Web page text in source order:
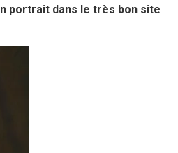
portrait dans le très bon site